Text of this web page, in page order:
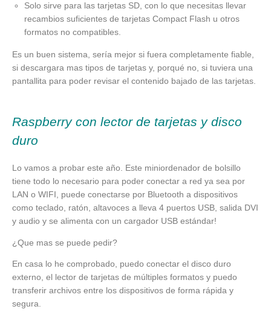
Solo sirve para las tarjetas SD, con lo que necesitas llevar
recambios suficientes de tarjetas Compact Flash u otros
formatos no compatibles.
Es un buen sistema, sería mejor si fuera completamente fiable,
si descargara mas tipos de tarjetas y, porqué no, si tuviera una
pantallita para poder revisar el contenido bajado de las tarjetas.
Raspberry con lector de tarjetas y disco
duro
Lo vamos a probar este año. Este miniordenador de bolsillo
tiene todo lo necesario para poder conectar a red ya sea por
LAN o WIFI, puede conectarse por Bluetooth a dispositivos
como teclado, ratón, altavoces a lleva 4 puertos USB, salida DVI
y audio y se alimenta con un cargador USB estándar!
¿Que mas se puede pedir?
En casa lo he comprobado, puedo conectar el disco duro
externo, el lector de tarjetas de múltiples formatos y puedo
transferir archivos entre los dispositivos de forma rápida y
segura.